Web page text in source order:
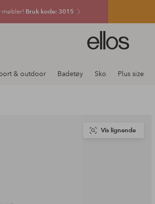
møbler! Bruk kode: 3015
Ellos
logo
gå
& outdoor Badetøy Sko Plus size
Vis lignende